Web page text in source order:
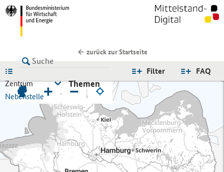
zurück zur Startseite
FAQ
Filter
Zentrum
Nebenstelle
Themen
+ −